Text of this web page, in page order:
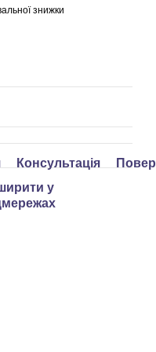
знижки
Консультація
у